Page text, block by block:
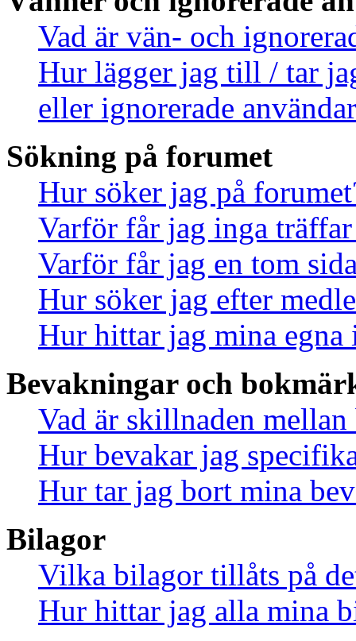
Vad är vän- och
Hur lägger jag till / tar
eller ignorerade
Sökning på forumet
Hur söker jag på
Varför får jag inga
Varför får jag en tom
Hur söker jag efter
Hur hittar jag mina egna
Bevakningar och
Vad är skillnaden
Hur bevakar jag
Hur tar jag bort mina
Bilagor
Vilka bilagor tillåts på
Hur hittar jag alla mina